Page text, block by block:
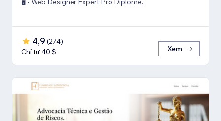
🖥️ • Web Designer Expert Pro Diplômé.
4,9 (274)
Chỉ từ 40 $
Xem